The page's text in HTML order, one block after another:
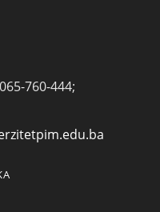
760-444;